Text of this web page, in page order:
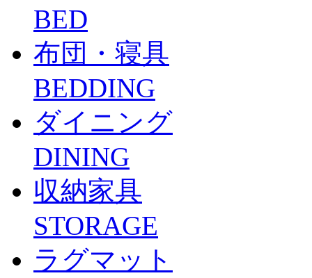
BED
布団・寝具
BEDDING
ダイニング
DINING
収納家具
STORAGE
ラグマット